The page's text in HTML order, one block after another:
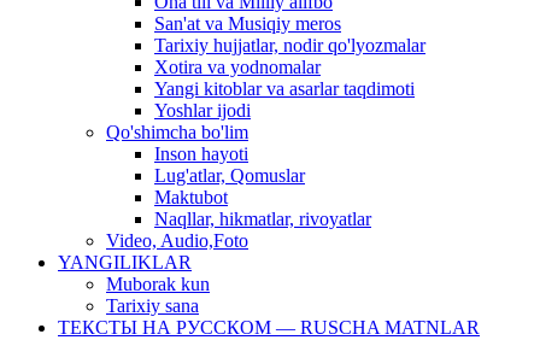
San'at va Musiqiy meros
Tarixiy hujjatlar, nodir qo'lyozmalar
Xotira va yodnomalar
Yangi kitoblar va asarlar taqdimoti
Yoshlar ijodi
Qo'shimcha bo'lim
Inson hayoti
Lug'atlar, Qomuslar
Maktubot
Naqllar, hikmatlar, rivoyatlar
Video, Audio,Foto
YANGILIKLAR
Muborak kun
Tarixiy sana
ТЕКСТЫ НА РУССКОМ — RUSCHA MATNLAR